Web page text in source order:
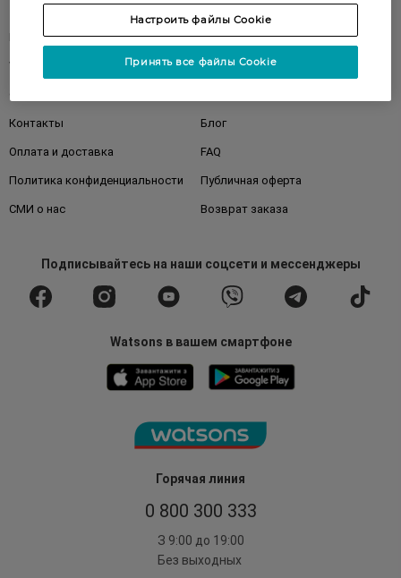
Горячая линия
0 800 300 333
З 9:00 до 19:00
Без выходных
Клиентам
Правила и условия Магазины
Watsons Club Подарочные сертификаты
Контакты Блог
Оплата и доставка FAQ
Политика конфиденциальности Публичная оферта
СМИ о нас Возврат заказа
Подписывайтесьна наши соцсети и мессенджеры
Watsons в вашем смартфоне
Настроить файлы Cookie
Принять все файлы Cookie